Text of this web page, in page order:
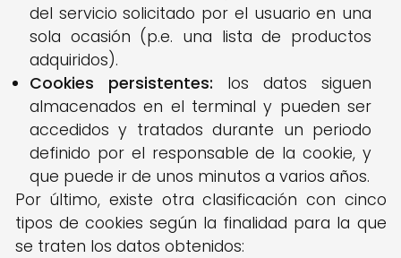
del servicio solicitado por el usuario en una
sola ocasión (p.e. una lista de productos
adquiridos).
Cookies persistentes: los datos siguen
almacenados en el terminal y pueden ser
accedidos y tratados durante un periodo
definido por el responsable de la cookie, y
que puede ir de unos minutos a varios años.
Por último, existe otra clasificación con cinco
tipos de cookies según la finalidad para la que
se traten los datos obtenidos: